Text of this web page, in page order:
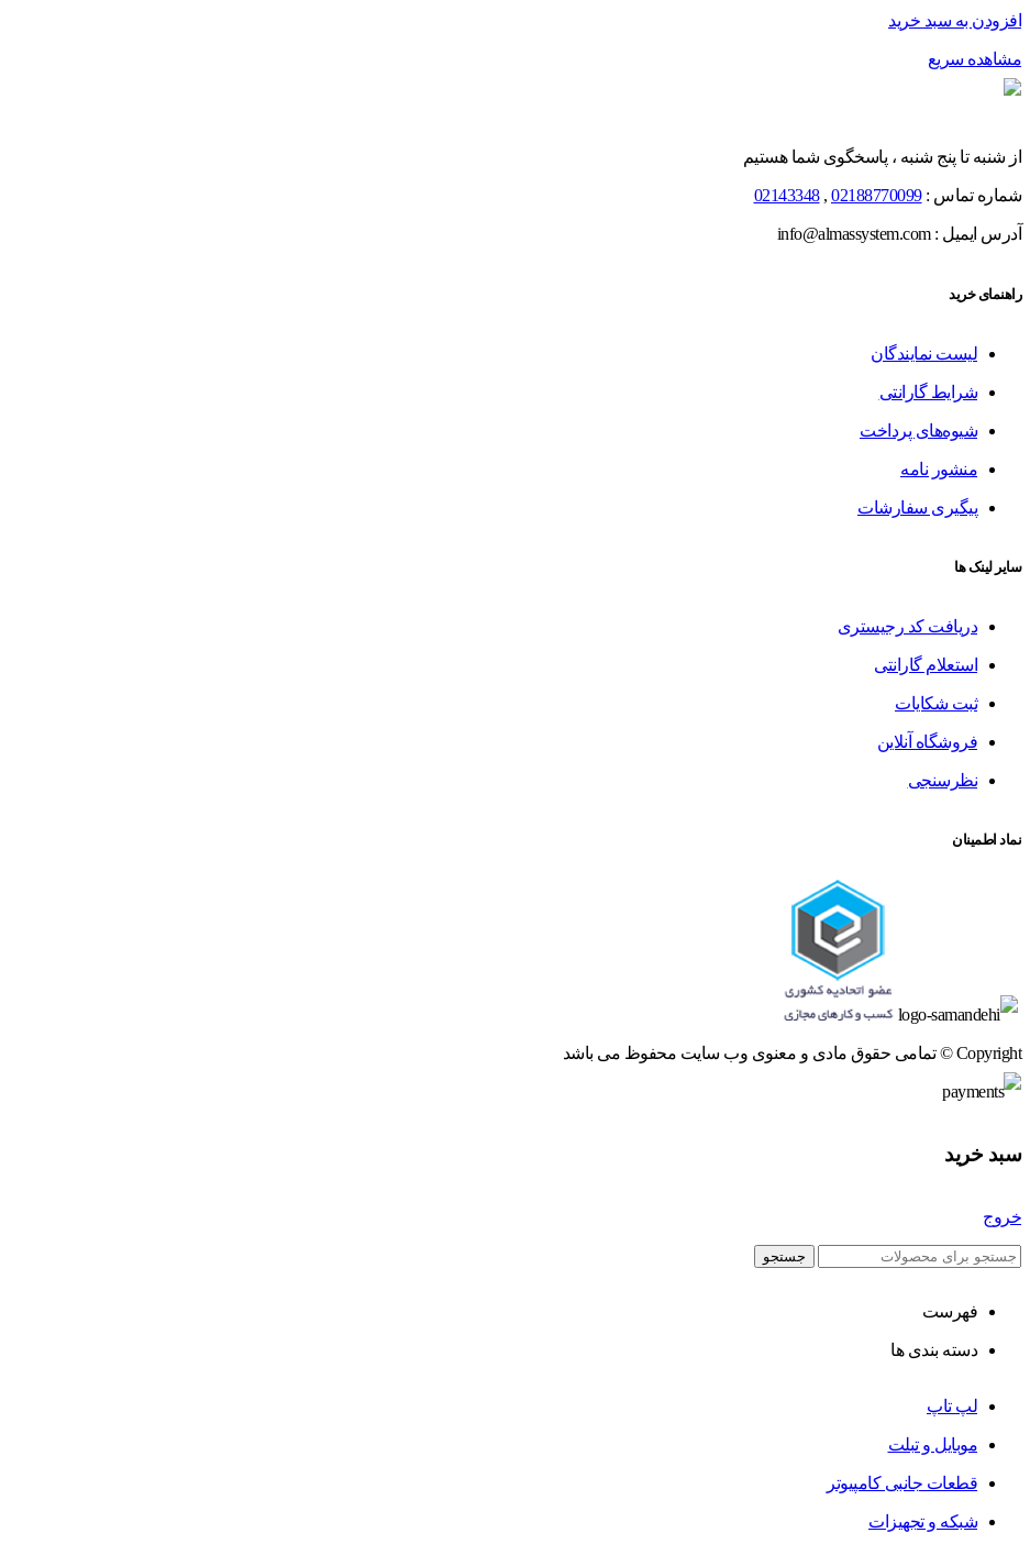
افزودن به سبد خرید
مشاهده سریع
از شنبه تا پنج شنبه ، پاسخگوی شما هستیم
شماره تماس :02188770099
,
02143348
آدرس ایمیل : info@almassystem.com
راهنمای خرید
لیست نمایندگان
شرایط گارانتی
شیوه‌های پرداخت
منشور نامه
پیگیری سفارشات
سایر لینک ها
دریافت کد رجیستری
استعلام گارانتی
ثبت شکایات
فروشگاه آنلاین
نظرسنجی
نماد اطمینان
Copyright © تمامی حقوق مادی و معنوی وب سایت محفوظ می باشد
سبد خرید
خروج
جستجو
فهرست
دسته بندی ها
لپ تاپ
موبایل و تبلت
قطعات جانبی کامپیوتر
شبکه و تجهیزات